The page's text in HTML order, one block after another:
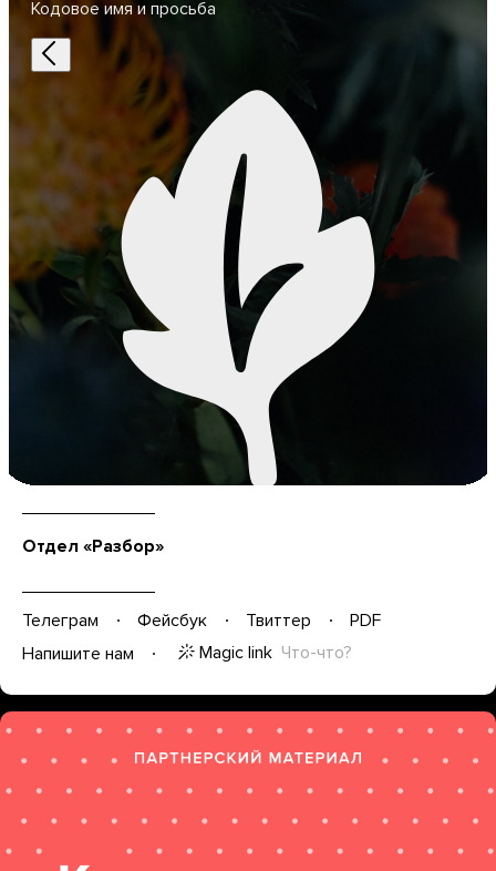
Отдел «Разбор»
Телеграм Фейсбук Твиттер
PDF
Напишите нам
Magic link Что-что?